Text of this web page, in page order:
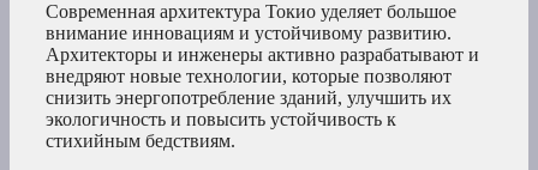
Современная архитектура Токио уделяет большое
внимание инновациям и устойчивому развитию.
Архитекторы и инженеры активно разрабатывают и
внедряют новые технологии, которые позволяют
снизить энергопотребление зданий, улучшить их
экологичность и повысить устойчивость к
стихийным бедствиям.